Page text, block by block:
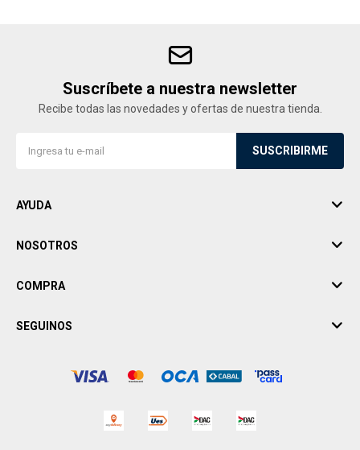
Suscríbete a nuestra newsletter
Recibe todas las novedades y ofertas de nuestra tienda.
SUSCRIBIRME
AYUDA
NOSOTROS
COMPRA
SEGUINOS